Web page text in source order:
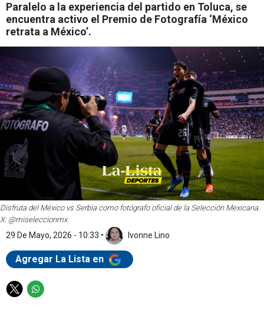
e
d
Paralelo a la experiencia del partido en Toluca, se
encuentra activo el Premio de Fotografía ‘México
retrata a México’.
Disfruta del México vs Serbia como fotógrafo oficial de la Selección Mexicana.
X: @miseleccionmx
29 De Mayo, 2026 - 10:33 • Ivonne Lino
Agregar La Lista en
T
W